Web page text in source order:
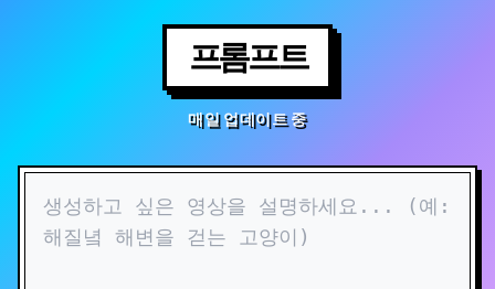
프롬프트
매일 업데이트 중